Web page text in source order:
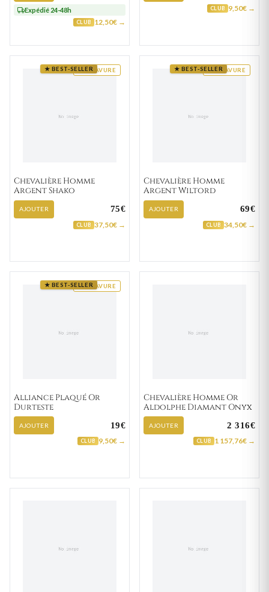
Expédié 24-48h
CLUB 12,50€ →
CLUB 9,50€ →
GRAVURE
★ BEST-SELLER
Chevalière Homme
Argent Shako
AJOUTER 75€
CLUB 37,50€ →
GRAVURE
★ BEST-SELLER
Chevalière Homme
Argent Wiltord
AJOUTER 69€
CLUB 34,50€ →
GRAVURE
★ BEST-SELLER
Alliance Plaqué Or
Durteste
AJOUTER 19€
CLUB 9,50€ →
Chevalière Homme Or
Aldolphe Diamant Onyx
AJOUTER 2 316€
CLUB 1 157,76€ →